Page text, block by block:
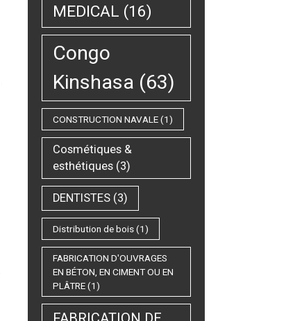
MEDICAL (16)
Congo
Kinshasa (63)
CONSTRUCTION NAVALE(1)
Cosmétiques &
esthétiques (3)
DENTISTES (3)
Distribution de bois(1)
FABRICATION D'OUVRAGES
EN BÉTON, EN CIMENT OU EN
PLÂTRE(1)